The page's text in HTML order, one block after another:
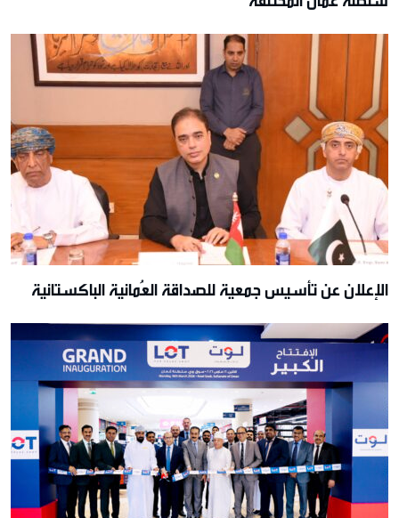
الإعلان عن تأسيس جمعية للصداقة العُمانية الباكستانية